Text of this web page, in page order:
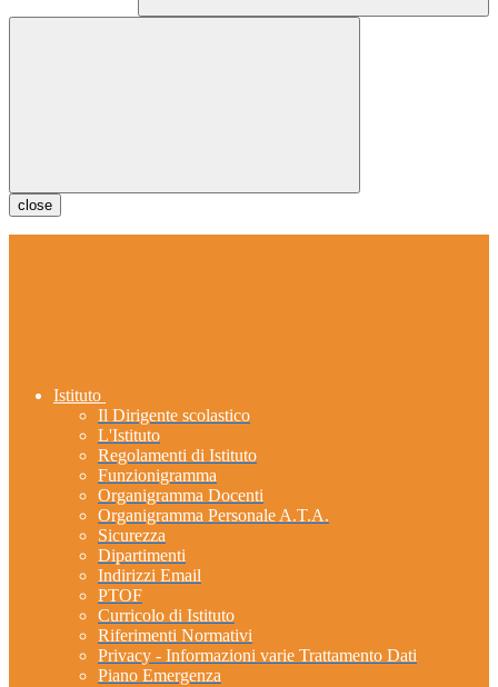
close
Istituto
Il Dirigente scolastico
L'Istituto
Regolamenti di Istituto
Funzionigramma
Organigramma Docenti
Organigramma Personale A.T.A.
Sicurezza
Dipartimenti
Indirizzi Email
PTOF
Curricolo di Istituto
Riferimenti Normativi
Privacy - Informazioni varie Trattamento Dati
Piano Emergenza